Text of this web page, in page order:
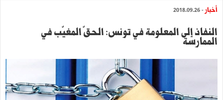
أخبار - 2018.09.26
النفاذ إلى المعلومة في تونس: الحقّ المغيّب في
الممارسة